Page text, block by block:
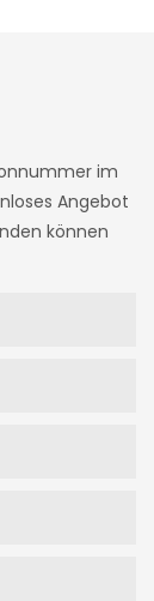
im
Angebot
können